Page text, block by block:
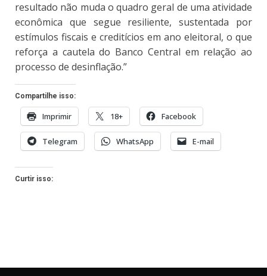
resultado não muda o quadro geral de uma atividade
econômica que segue resiliente, sustentada por
estímulos fiscais e creditícios em ano eleitoral, o que
reforça a cautela do Banco Central em relação ao
processo de desinflação.”
Compartilhe isso:
Imprimir 18+ Facebook
Telegram WhatsApp E-mail
Curtir isso: